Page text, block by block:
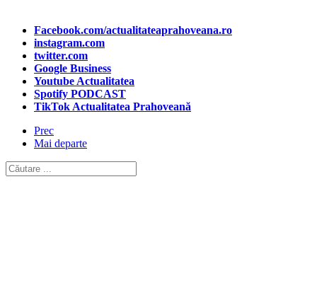
Facebook.com/actualitateaprahoveana.ro
instagram.com
twitter.com
Google Business
Youtube Actualitatea
Spotify PODCAST
TikTok Actualitatea Prahoveană
Prec
Mai departe